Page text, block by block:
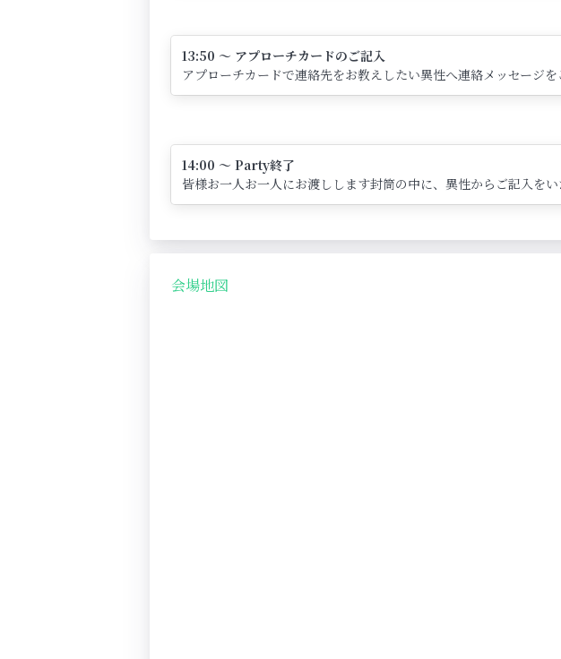
13:50 ～ アプローチカードのご記入
アプローチカードで連絡先をお教えしたい異性へ連絡メッセージを
14:00 ～ Party終了
皆様お一人お一人にお渡しします封筒の中に、異性からご記入を
会場地図